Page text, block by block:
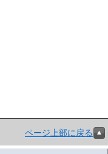
ページ上部に戻る